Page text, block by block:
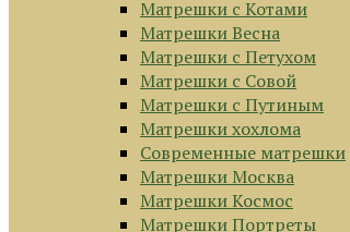
Матрешки с Котами
Матрешки Весна
Матрешки с Петухом
Матрешки с Совой
Матрешки с Путиным
Матрешки хохлома
Современные матрешки
Матрешки Москва
Матрешки Космос
Матрешки Портреты